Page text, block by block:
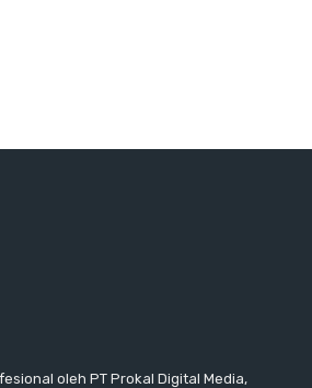
oleh PT Prokal Digital Media,